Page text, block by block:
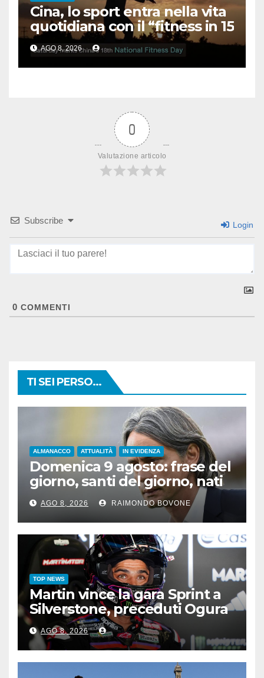
Cina, lo sport entra nella vita
quotidiana con il “fitness in 15
minuti”
AGO 8, 2026
0
Valutazione articolo
Subscribe Login
0 COMMENTI
TI SEI PERSO...
ALMANACCO ATTUALITÀ IN EVIDENZA
Domenica 9 agosto: frase del
giorno, santi del giorno, nati
famosi, accadde oggi
AGO 8, 2026 RAIMONDO BOVONE
TOP NEWS
Martin vince la gara Sprint a
Silverstone, preceduti Ogura
e Bezzecchi
AGO 8, 2026